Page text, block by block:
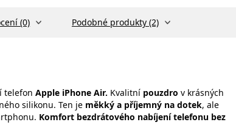
(0) Podobné produkty (2)
telefon Apple iPhone Air. Kvalitní pouzdro v krásných
silikonu. Ten je měkký a příjemný na dotek, ale
Komfort bezdrátového nabíjení telefonu bez